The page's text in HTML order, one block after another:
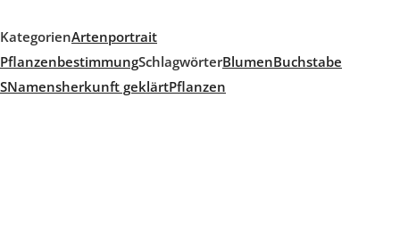
KategorienArtenportrait
PflanzenbestimmungSchlagwörterBlumenBuchstabe
SNamensherkunft geklärtPflanzen